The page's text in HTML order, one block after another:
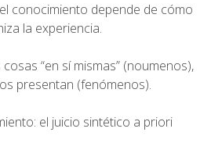
conocimiento depende de cómo
la experiencia.
“en sí mismas” (noumenos),
presentan (fenómenos).
el juicio sintético a priori